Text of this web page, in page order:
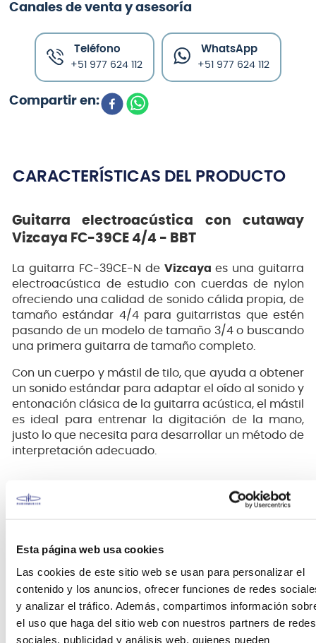
Esta página web usa cookies
Las cookies de este sitio web se usan para personalizar el
contenido y los anuncios, ofrecer funciones de redes
y analizar el tráfico. Además, compartimos información
el uso que haga del sitio web con nuestros partners de redes
sociales, publicidad y análisis web, quienes pueden
Canales de venta y asesoría
Teléfono
+51 977 624 112
WhatsApp
+51 977 624 112
CARACTERÍSTICAS DEL PRODUCTO
Guitarra electroacústica con cutaway
Vizcaya FC-39CE 4/4 - BBT
La guitarra FC-39CE-N de Vizcaya es una guitarra
electroacústica de estudio con cuerdas de nylon
ofreciendo una calidad de sonido cálida propia, de
tamaño estándar 4/4 para guitarristas que estén
pasando de un modelo de tamaño 3/4 o buscando
una primera guitarra de tamaño completo.
Con un cuerpo y mástil de tilo, que ayuda a obtener
un sonido estándar para adaptar el oído al sonido y
entonación clásica de la guitarra acústica, el mástil
es ideal para entrenar la digitación de la mano,
justo lo que necesita para desarrollar un método de
interpretación adecuado.
Vizcaya